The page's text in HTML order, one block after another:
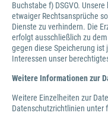
Buchstabe f) DSGVO.
etwaiger Rechtsansprüche
Dienste zu verhindern. Die
erfolgt ausschließlich zu
gegen diese Speicherung
Interessen unser
Weitere Informationen zur
Weitere Einzelheiten zur
Datenschutzrichtlinien unter